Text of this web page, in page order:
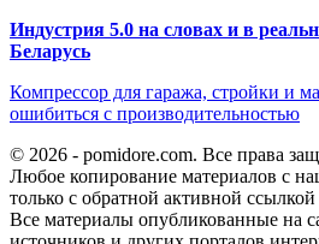
Индустрия 5.0 на словах и в
Беларусь
Компрессор для гаража, стройки и
ошибиться с производительностью
© 2026 - pomidore.com. Все права
Любое копирование материалов с
только с обратной активной
Все материалы опубликованные на